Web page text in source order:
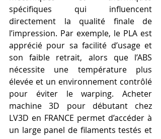
spécifiques qui influencent
directement la qualité finale de
l’impression. Par exemple, le PLA est
apprécié pour sa facilité d’usage et
son faible retrait, alors que l’ABS
nécessite une température plus
élevée et un environnement contrôlé
pour éviter le warping. Acheter
machine 3D pour débutant chez
LV3D en FRANCE permet d’accéder à
un large panel de filaments testés et